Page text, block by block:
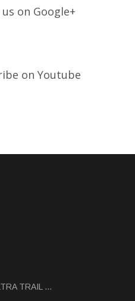
on Google+
on Youtube
TRAIL …